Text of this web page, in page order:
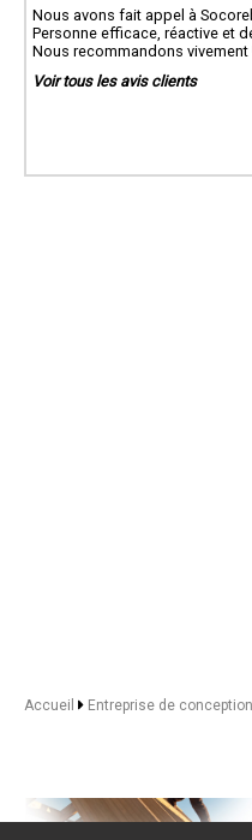
Nous avons fait appel à
Personne efficace, réactive et
Nous recommandons vivement
Voir tous les avis clients
Accueil Entreprise de